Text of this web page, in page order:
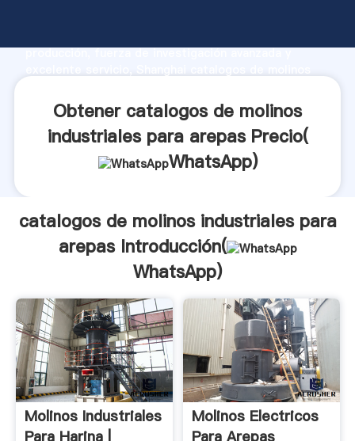
producción, fuerza de investigación avanzada y
aporta valores a todos los clientes.
Obtener catalogos de molinos
industriales para arepas Precio(
WhatsApp)
catalogos de molinos industriales para
arepas Introducción(
WhatsApp)
Molinos Industriales
Para Harina |
Molinos Electricos
Para Arepas